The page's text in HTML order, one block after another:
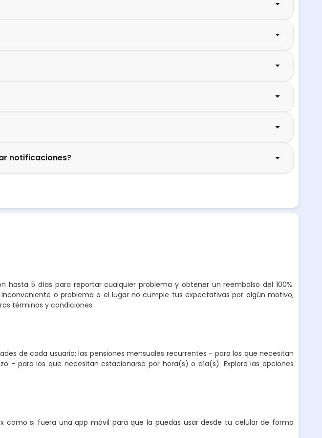
notificaciones?
5 días para reportar cualquier problema y obtener un reembolso del 100%.
o problema o el lugar no cumple tus expectativas por algún motivo,
términos y condiciones
de cada usuario; las pensiones mensuales recurrentes - para los que necesitan
- para los que necesitan estacionarse por hora(s) o día(s). Explora las opciones
como si fuera una app móvil para que la puedas usar desde tu celular de forma